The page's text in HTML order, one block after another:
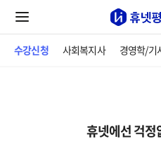
휴넷에선 걱
수강신청 사회복지사 경영학/기